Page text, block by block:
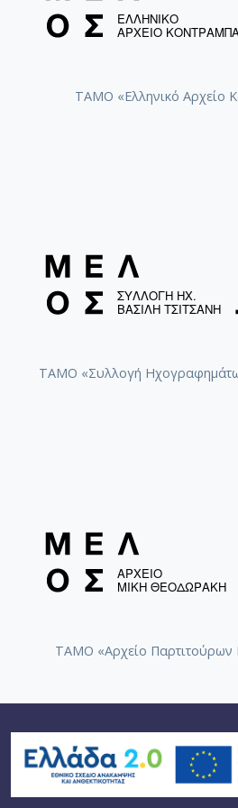
Βασίλης [1980]
Το γράμμα / Τσιτσάνης, Βασίλης
Παίξε Χρήστο το μπουζούκι /
[1980]
Πήρα τη στράτα κι έρχομαι /
Όταν συμβεί στα πέριξ /
12 νέες λαϊκές δημιουργίες
Πριγκηπομαστούρηδες /
Μπλόκος (Βγήκανε νωρίς τ'
Βασίλης [1978]
Μοντέρνες και μαγκίτισσες
ΤΑΜΟ «Ελληνικό Αρχείο
ΤΑΜΟ «Συλλογή
ΤΑΜΟ «Αρχείο